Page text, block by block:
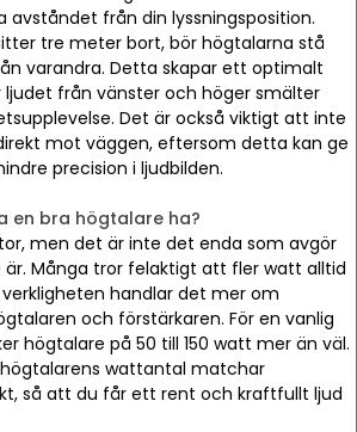
avståndet från din lyssningsposition.
tre meter bort, bör högtalarna stå
varandra. Detta skapar ett optimalt
ljudet från vänster och höger smälter
Det är också viktigt att inte
mot väggen, eftersom detta kan ge
precision i ljudbilden.
en bra högtalare ha?
men det är inte det enda som avgör
Många tror felaktigt att fler watt alltid
handlar det mer om
och förstärkaren. För en vanlig
högtalare på 50 till 150 watt mer än väl.
wattantal matchar
så att du får ett rent och kraftfullt ljud